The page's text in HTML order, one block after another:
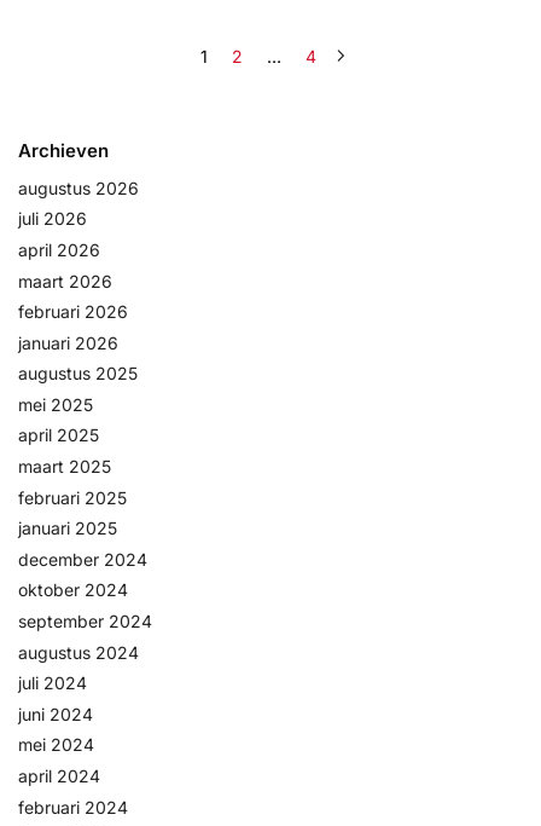
1 2 … 4
Archieven
augustus 2026
juli 2026
april 2026
maart 2026
februari 2026
januari 2026
augustus 2025
mei 2025
april 2025
maart 2025
februari 2025
januari 2025
december 2024
oktober 2024
september 2024
augustus 2024
juli 2024
juni 2024
mei 2024
april 2024
februari 2024